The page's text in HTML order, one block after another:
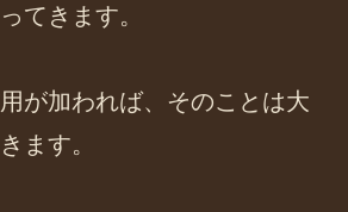
てきます。
が加われば、そのことは大
ます。